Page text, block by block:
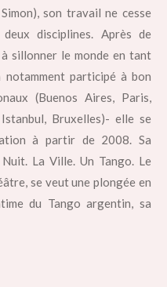
son travail ne cesse
disciplines. Après de
à sillonner le monde en tant
participé à bon
(Buenos Aires, Paris,
Bruxelles)- elle se
à partir de 2008. Sa
La Ville. Un Tango. Le
se veut une plongée en
du Tango argentin, sa